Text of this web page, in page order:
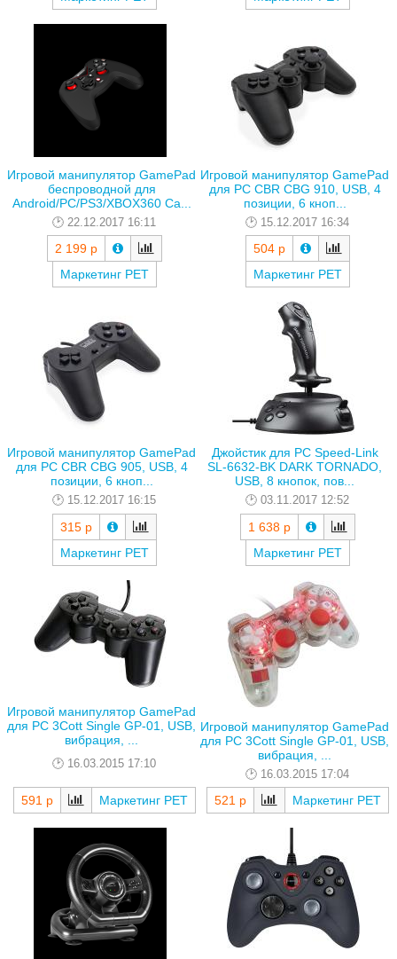
Игровой манипулятор GamePad
беспроводной для
Android/PC/PS3/XBOX360 Ca...
22.12.2017 16:11
2 199 р
Маркетинг РЕТ
Игровой манипулятор GamePad
для PC CBR CBG 910, USB, 4
позиции, 6 кноп...
15.12.2017 16:34
504 р
Маркетинг РЕТ
Игровой манипулятор GamePad
для PC CBR CBG 905, USB, 4
позиции, 6 кноп...
15.12.2017 16:15
315 р
Маркетинг РЕТ
Джойстик для PC Speed-Link
SL-6632-BK DARK TORNADO,
USB, 8 кнопок, пов...
03.11.2017 12:52
1 638 р
Маркетинг РЕТ
Игровой манипулятор GamePad
для PC 3Cott Single GP-01, USB,
вибрация, ...
16.03.2015 17:10
591 р Маркетинг РЕТ
Игровой манипулятор GamePad
для PC 3Cott Single GP-01, USB,
вибрация, ...
16.03.2015 17:04
521 р Маркетинг РЕТ